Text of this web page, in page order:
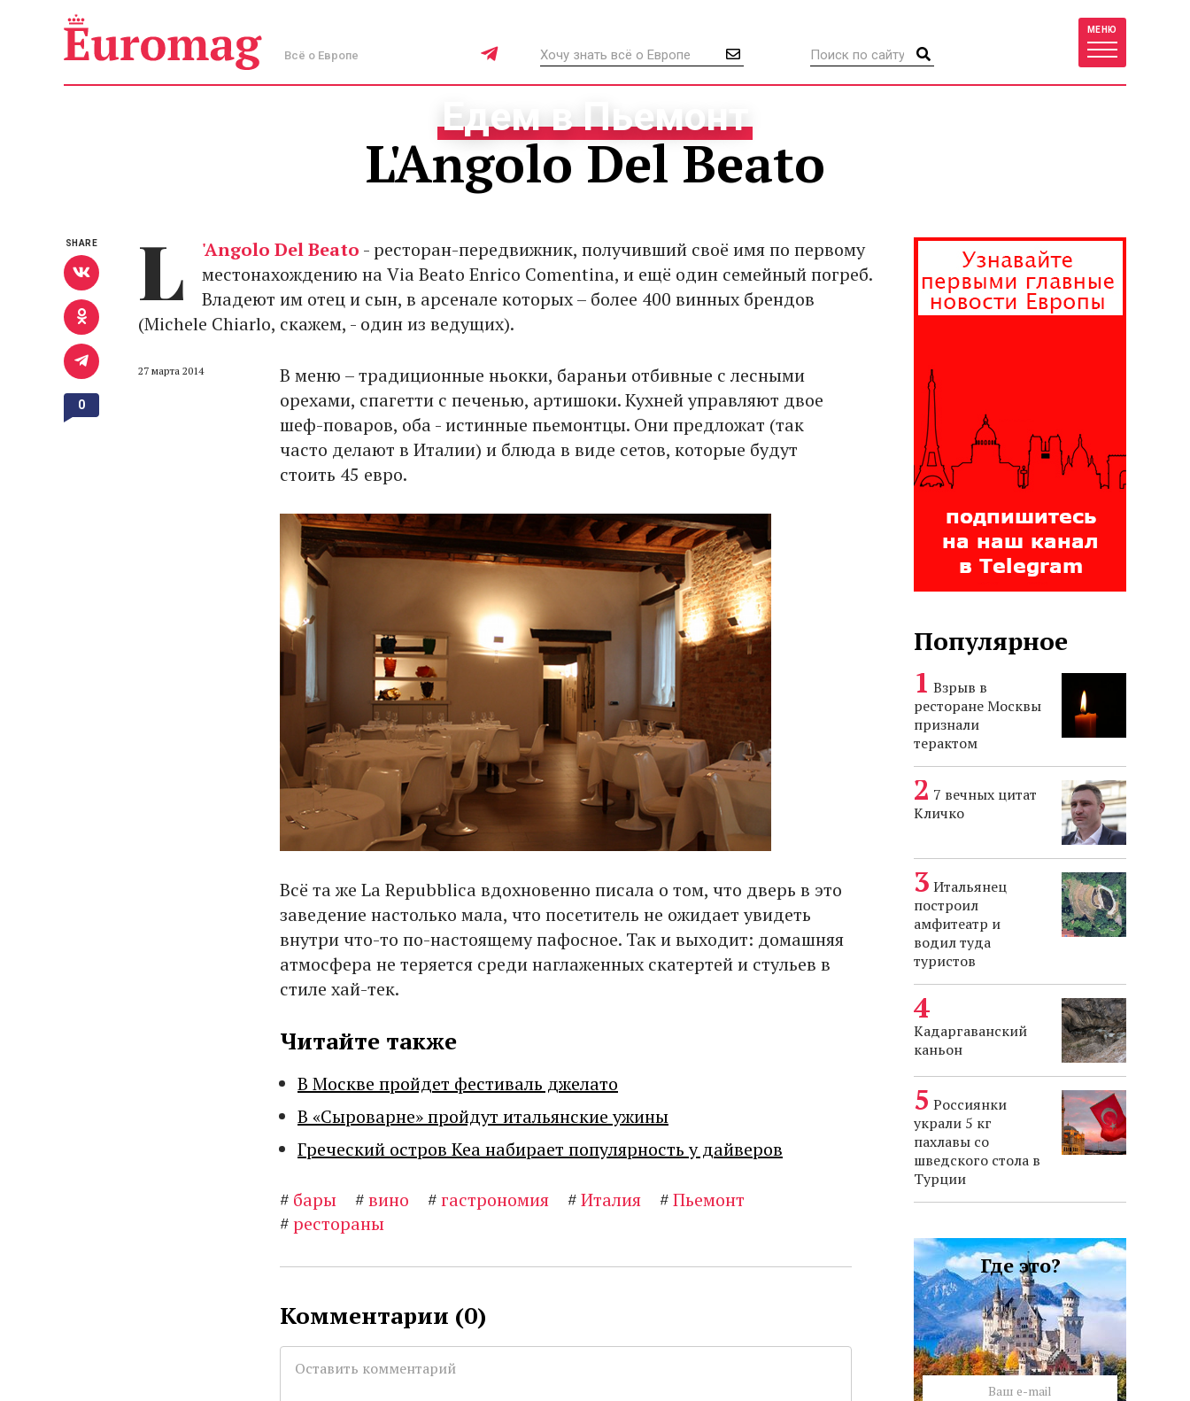
Всё о Европе
МЕНЮ
Едем в Пьемонт
L'Angolo Del Beato
L 'Angolo Del Beato - ресторан-передвижник, получивший своё имя по первому
местонахождению на Via Beato Enrico Comentina, и ещё один семейный погреб.
Владеют им отец и сын, в арсенале которых – более 400 винных брендов
(Michele Chiarlo, скажем, - один из ведущих).
27 марта 2014
В меню – традиционные ньокки, бараньи отбивные с лесными
орехами, спагетти с печенью, артишоки. Кухней управляют двое
шеф-поваров, оба - истинные пьемонтцы. Они предложат (так
часто делают в Италии) и блюда в виде сетов, которые будут
стоить 45 евро.
Всё та же La Repubblica вдохновенно писала о том, что дверь в это
заведение настолько мала, что посетитель не ожидает увидеть
внутри что-то по-настоящему пафосное. Так и выходит: домашняя
атмосфера не теряется среди наглаженных скатертей и стульев в
стиле хай-тек.
Читайте также
В Москве пройдет фестиваль джелато
В «Сыроварне» пройдут итальянские ужины
Греческий остров Кеа набирает популярность у дайверов
# бары #вино #гастрономия #Италия #Пьемонт
#рестораны
SHARE
0
Комментарии (0)
Популярное
Взрыв в
ресторане Москвы
признали
терактом
7 вечных цитат
Кличко
Итальянец
построил
амфитеатр и
водил туда
туристов
Кадаргаванский
каньон
Россиянки
украли 5 кг
пахлавы со
шведского стола в
Турции
Где это?